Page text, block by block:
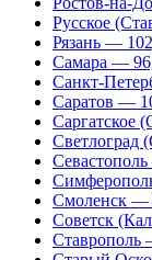
Русское
Рязань —
Самара —
Санкт-
Саратов —
Саргатское
Светлоград
Смоленск —
Советск
Ставрополь